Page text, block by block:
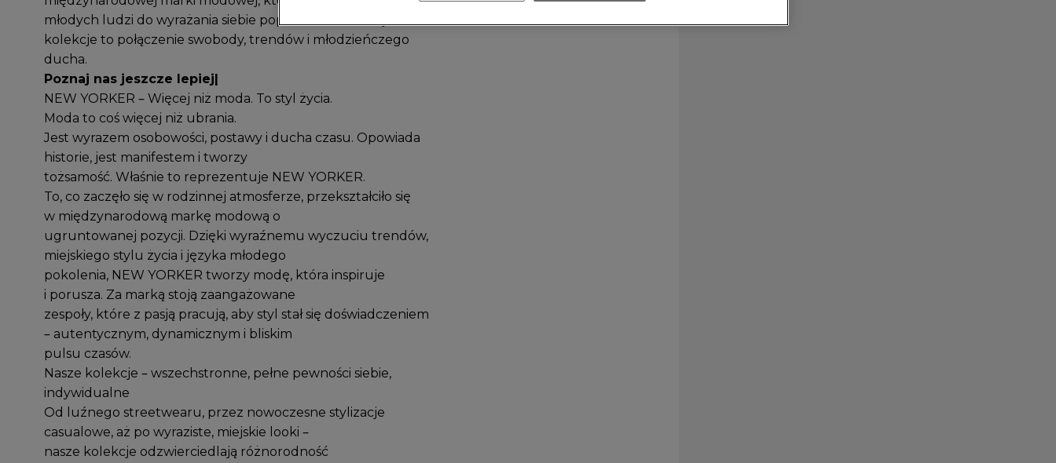
młodych ludzi do wyrażania siebie poprzez ubrania. Jej
kolekcje to połączenie swobody, trendów i młodzieńczego
ducha.
Poznaj nas jeszcze lepiej|
NEW YORKER – Więcej niż moda. To styl życia.
Moda to coś więcej niż ubrania.
Jest wyrazem osobowości, postawy i ducha czasu. Opowiada
historie, jest manifestem i tworzy
tożsamość. Właśnie to reprezentuje NEW YORKER.
To, co zaczęło się w rodzinnej atmosferze, przekształciło się
w międzynarodową markę modową o
ugruntowanej pozycji. Dzięki wyraźnemu wyczuciu trendów,
miejskiego stylu życia i języka młodego
pokolenia, NEW YORKER tworzy modę, która inspiruje
i porusza. Za marką stoją zaangażowane
zespoły, które z pasją pracują, aby styl stał się doświadczeniem
– autentycznym, dynamicznym i bliskim
pulsu czasów.
Nasze kolekcje – wszechstronne, pełne pewności siebie,
indywidualne
Od luźnego streetwearu, przez nowoczesne stylizacje
casualowe, aż po wyraziste, miejskie looki –
nasze kolekcje odzwierciedlają różnorodność